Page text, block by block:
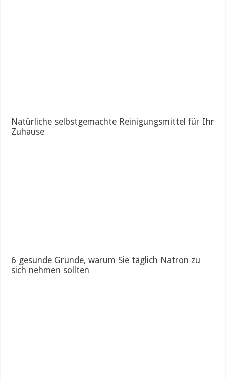
Natürliche selbstgemachte Reinigungsmittel für Ihr
Zuhause
6 gesunde Gründe, warum Sie täglich Natron zu
sich nehmen sollten